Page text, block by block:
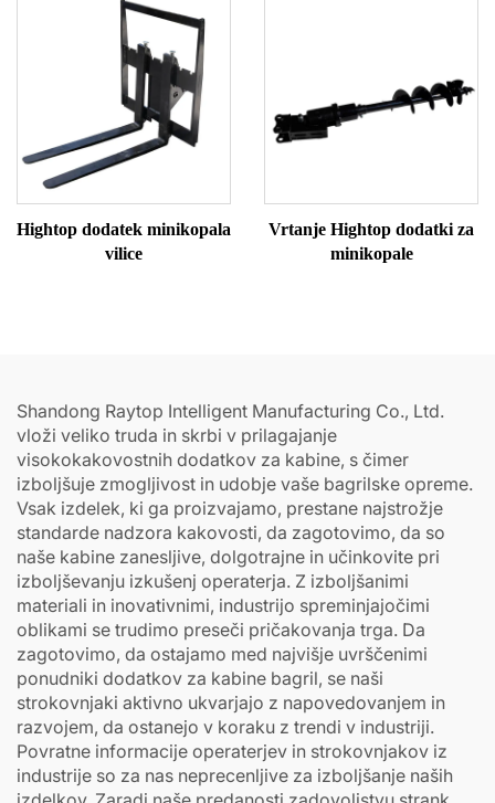
Hightop dodatek minikopala
vilice
Vrtanje Hightop dodatki za
minikopale
Shandong Raytop Intelligent Manufacturing Co., Ltd.
vloži veliko truda in skrbi v prilagajanje
visokokakovostnih dodatkov za kabine, s čimer
izboljšuje zmogljivost in udobje vaše bagrilske opreme.
Vsak izdelek, ki ga proizvajamo, prestane najstrožje
standarde nadzora kakovosti, da zagotovimo, da so
naše kabine zanesljive, dolgotrajne in učinkovite pri
izboljševanju izkušenj operaterja. Z izboljšanimi
materiali in inovativnimi, industrijo spreminjajočimi
oblikami se trudimo preseči pričakovanja trga. Da
zagotovimo, da ostajamo med najvišje uvrščenimi
ponudniki dodatkov za kabine bagril, se naši
strokovnjaki aktivno ukvarjajo z napovedovanjem in
razvojem, da ostanejo v koraku z trendi v industriji.
Povratne informacije operaterjev in strokovnjakov iz
industrije so za nas neprecenljive za izboljšanje naših